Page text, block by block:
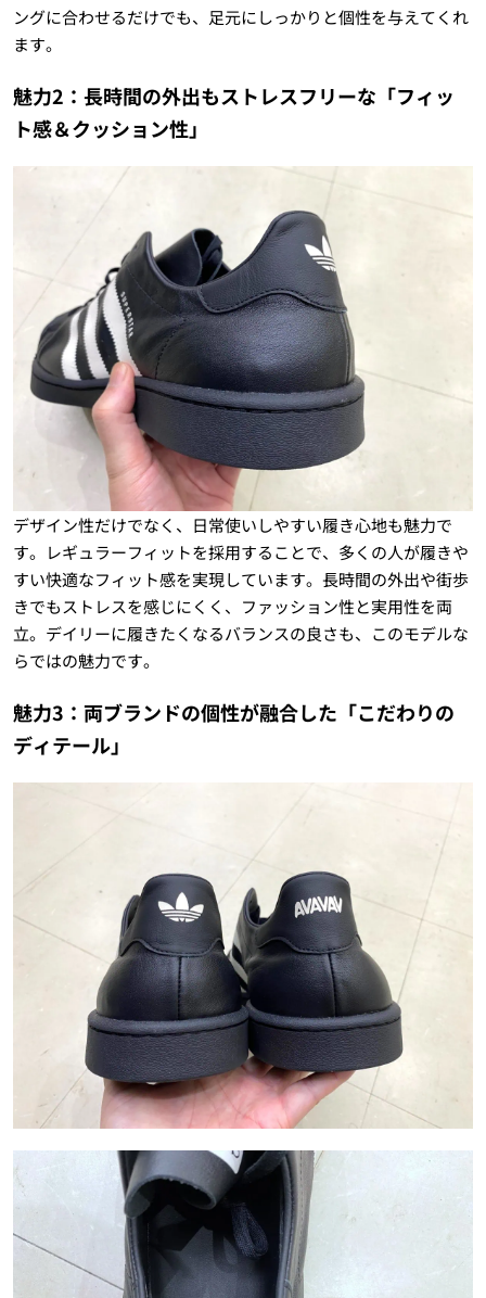
ングに合わせるだけでも、足元にしっかりと個性を与えてくれ
ます。
魅力2：長時間の外出もストレスフリーな「フィッ
ト感＆クッション性」
デザイン性だけでなく、日常使いしやすい履き心地も魅力で
す。レギュラーフィットを採用することで、多くの人が履きや
すい快適なフィット感を実現しています。長時間の外出や街歩
きでもストレスを感じにくく、ファッション性と実用性を両
立。デイリーに履きたくなるバランスの良さも、このモデルな
らではの魅力です。
魅力3：両ブランドの個性が融合した「こだわりの
ディテール」